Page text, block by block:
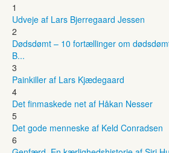
1
Udveje af Lars Bjerregaard Jessen
2
Dødsdømt – 10 fortællinger om
B...
3
Painkiller af Lars Kjædegaard
4
Det finmaskede net af Håkan Nesser
5
Det gode menneske af Keld Conradsen
6